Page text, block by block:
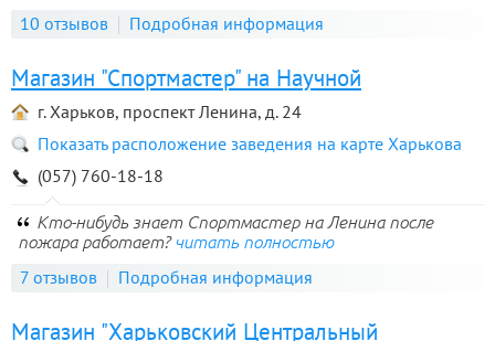
10 отзывов Подробная информация
Магазин "Спортмастер" на Научной
г. Харьков, проспект Ленина, д. 24
Показать расположение заведения на карте Харькова
(057) 760-18-18
Кто-нибудь знает Спортмастер на Ленина после
пожара работает? читать полностью
7 отзывов Подробная информация
Магазин "Харьковский Центральный